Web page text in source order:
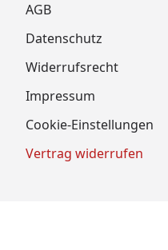
AGB
Datenschutz
Widerrufsrecht
Impressum
Cookie-Einstellungen
Vertrag widerrufen